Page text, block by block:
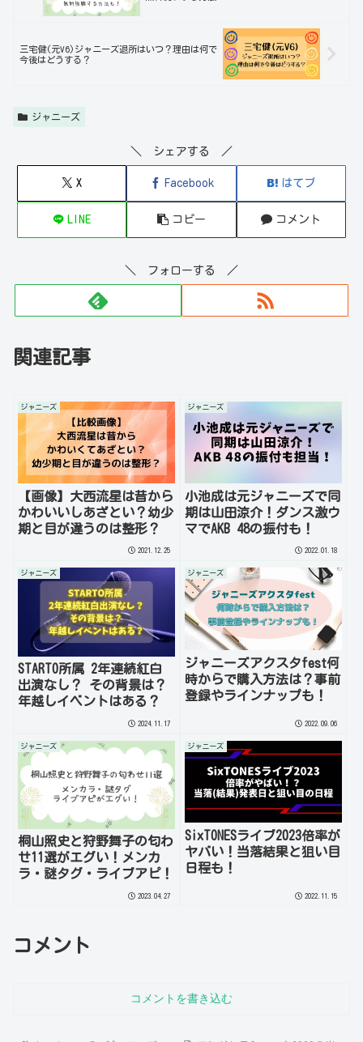
三宅健(元V6)ジャニーズ退所はいつ？理由は何で
今後はどうする？
ジャニーズ
＼ シェアする ／
X Facebook はてブ
LINE コピー コメント
＼ フォローする ／
関連記事
ジャニーズ
【画像】大西流星は昔から
かわいいしあざとい？幼少
期と目が違うのは整形？
2021.12.25
ジャニーズ
小池成は元ジャニーズで同
期は山田涼介！ダンス激ウ
マでAKB 48の振付も！
2022.01.18
ジャニーズ
STARTO所属 2年連続紅白
出演なし？ その背景は？
年越しイベントはある？
2024.11.17
ジャニーズ
ジャニーズアクスタfest何
時からで購入方法は？事前
登録やラインナップも！
2022.09.06
ジャニーズ
桐山照史と狩野舞子の匂わ
せ11選がエグい！メンカ
ラ・謎タグ・ライブアピ！
2023.04.27
ジャニーズ
SixTONESライブ2023倍率が
ヤバい！当落結果と狙い目
日程も！
2022.11.15
コメント
コメントを書き込む